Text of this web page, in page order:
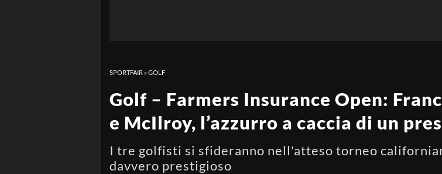
SPORTFAIR »GOLF
Golf – Farmers Insurance Open:
e McIlroy, l’azzurro a caccia di un
I tre golfisti si sfideranno nell'atteso torneo
davvero prestigioso